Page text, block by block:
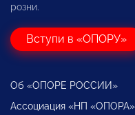
розни.
Вступи в «ОПОРУ»
Об «ОПОРЕ РОССИИ»
Ассоциация «НП «ОПОРА»